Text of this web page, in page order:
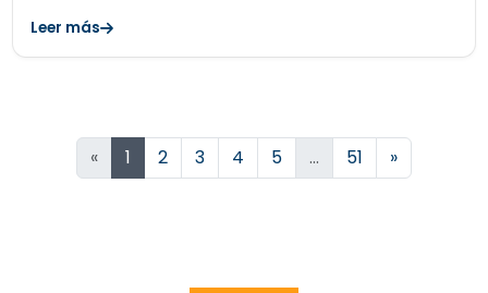
Leer más
« 1 2 3 4 5 … 51 »Siguiente